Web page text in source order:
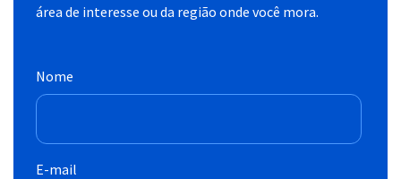
área de interesse ou da região onde você mora.
Nome
E-mail